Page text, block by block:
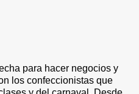
para hacer negocios y
los confeccionistas que